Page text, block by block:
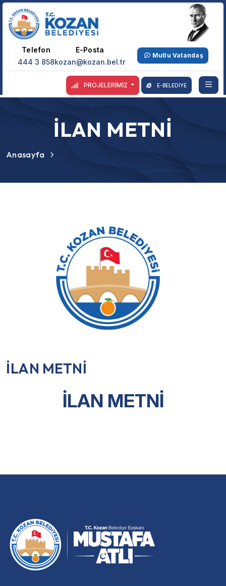
Telefon
444 3 858
E-Posta
kozan@kozan.bel.tr
Mutlu Vatandaş
PROJELERİMİZ E-BELEDİYE
İLAN METNİ
Anasayfa
İLAN METNİ
İLAN METNİ